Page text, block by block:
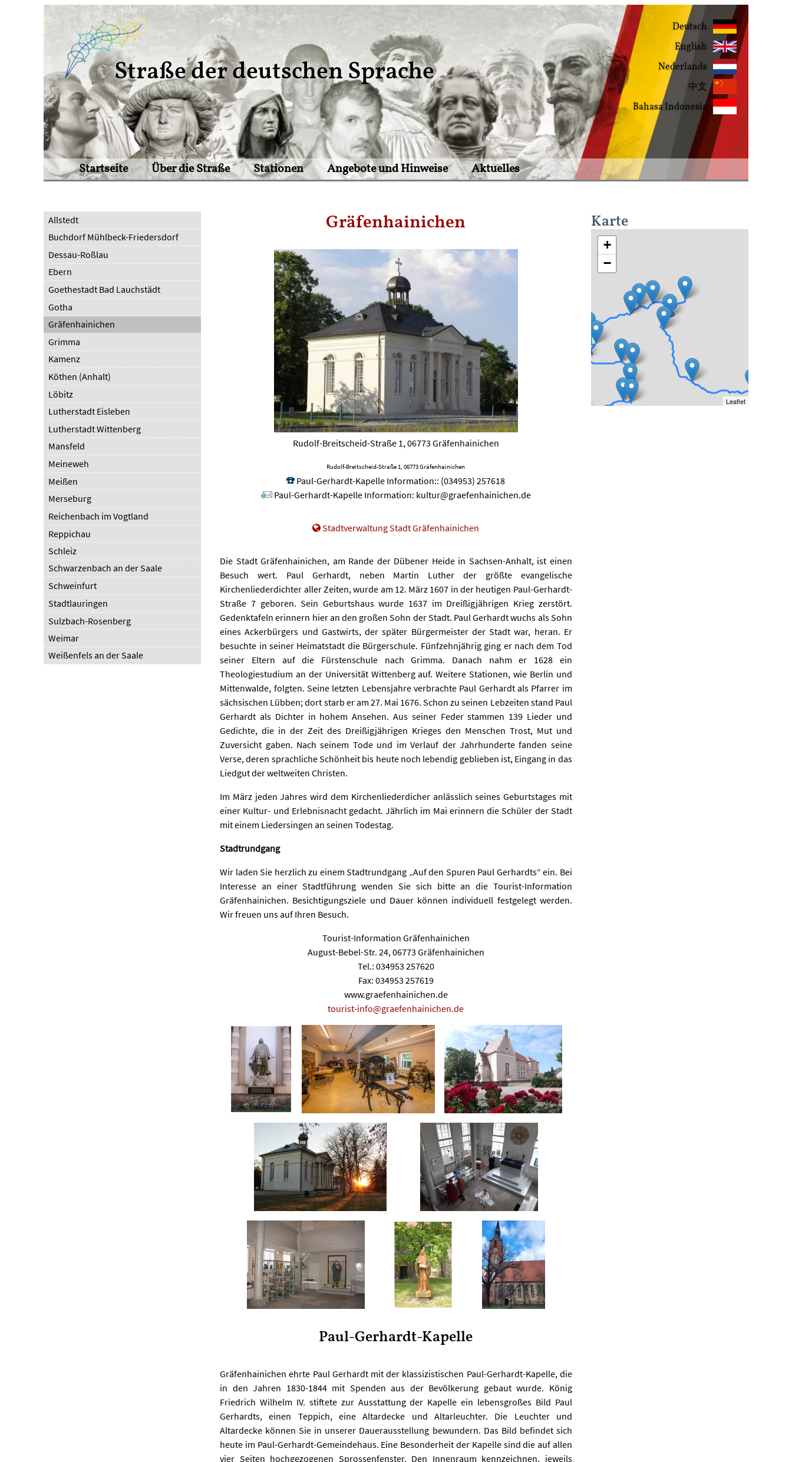
Straße der deutschen Sprache
Startseite Über die Straße Stationen Angebote und Hinweise Aktuelles
Deutsch
English
Nederlands
中文
Bahasa Indonesia
Allstedt
Buchdorf Mühlbeck-Friedersdorf
Dessau-Roßlau
Ebern
Goethestadt Bad Lauchstädt
Gotha
Gräfenhainichen
Grimma
Kamenz
Köthen (Anhalt)
Löbitz
Lutherstadt Eisleben
Lutherstadt Wittenberg
Mansfeld
Meineweh
Meißen
Merseburg
Reichenbach im Vogtland
Reppichau
Schleiz
Schwarzenbach an der Saale
Schweinfurt
Stadtlauringen
Sulzbach-Rosenberg
Weimar
Weißenfels an der Saale
Gräfenhainichen
Rudolf-Breitscheid-Straße 1, 06773 Gräfenhainichen
Rudolf-Breitscheid-Straße 1, 06773 Gräfenhainichen
Paul-Gerhardt-Kapelle Information:: (034953) 257618
Paul-Gerhardt-Kapelle Information: kultur@graefenhainichen.de
Stadtverwaltung Stadt Gräfenhainichen
Die Stadt Gräfenhainichen, am Rande der Dübener Heide in Sachsen-Anhalt, ist einen
Besuch wert. Paul Gerhardt, neben Martin Luther der größte evangelische
Kirchenliederdichter aller Zeiten, wurde am 12. März 1607 in der heutigen Paul-Gerhardt-
Straße 7 geboren. Sein Geburtshaus wurde 1637 im Dreißigjährigen Krieg zerstört.
Gedenktafeln erinnern hier an den großen Sohn der Stadt. Paul Gerhardt wuchs als Sohn
eines Ackerbürgers und Gastwirts, der später Bürgermeister der Stadt war, heran. Er
besuchte in seiner Heimatstadt die Bürgerschule. Fünfzehnjährig ging er nach dem Tod
seiner Eltern auf die Fürstenschule nach Grimma. Danach nahm er 1628 ein
Theologiestudium an der Universität Wittenberg auf. Weitere Stationen, wie Berlin und
Mittenwalde, folgten. Seine letzten Lebensjahre verbrachte Paul Gerhardt als Pfarrer im
sächsischen Lübben; dort starb er am 27. Mai 1676. Schon zu seinen Lebzeiten stand Paul
Gerhardt als Dichter in hohem Ansehen. Aus seiner Feder stammen 139 Lieder und
Gedichte, die in der Zeit des Dreißigjährigen Krieges den Menschen Trost, Mut und
Zuversicht gaben. Nach seinem Tode und im Verlauf der Jahrhunderte fanden seine
Verse, deren sprachliche Schönheit bis heute noch lebendig geblieben ist, Eingang in das
Liedgut der weltweiten Christen.
Im März jeden Jahres wird dem Kirchenliederdicher anlässlich seines Geburtstages mit
einer Kultur- und Erlebnisnacht gedacht. Jährlich im Mai erinnern die Schüler der Stadt
mit einem Liedersingen an seinen Todestag.
Stadtrundgang
Wir laden Sie herzlich zu einem Stadtrundgang „Auf den Spuren Paul Gerhardts“ ein. Bei
Interesse an einer Stadtführung wenden Sie sich bitte an die Tourist-Information
Gräfenhainichen. Besichtigungsziele und Dauer können individuell festgelegt werden.
Wir freuen uns auf Ihren Besuch.
Tourist-Information Gräfenhainichen
August-Bebel-Str. 24, 06773 Gräfenhainichen
Tel.: 034953 257620
Fax: 034953 257619
www.graefenhainichen.de
tourist-info@graefenhainichen.de
Paul-Gerhardt-Kapelle
Gräfenhainichen ehrte Paul Gerhardt mit der klassizistischen Paul-Gerhardt-Kapelle, die
in den Jahren 1830-1844 mit Spenden aus der Bevölkerung gebaut wurde. König
Friedrich Wilhelm IV. stiftete zur Ausstattung der Kapelle ein lebensgroßes Bild Paul
Gerhardts, einen Teppich, eine Altardecke und Altarleuchter. Die Leuchter und
Altardecke können Sie in unserer Dauerausstellung bewundern. Das Bild befindet sich
heute im Paul-Gerhardt-Gemeindehaus. Eine Besonderheit der Kapelle sind die auf allen
vier Seiten hochgezogenen Sprossenfenster. Den Innenraum kennzeichnen, jeweils
Karte
+
−
Leaflet